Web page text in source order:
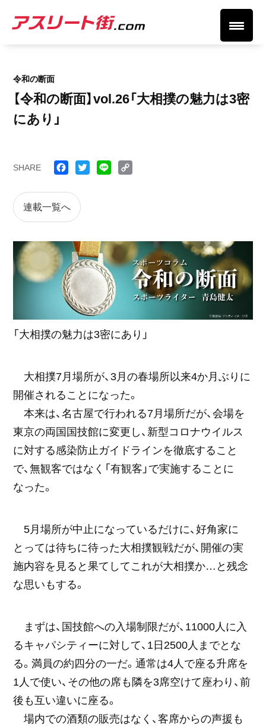
令和の断面
【令和の断面】vol.26「大相撲の魅力は3密
にあり」
SHARE
Face
Twitt
Line
連載一覧へ
「大相撲の魅力は3密にあり」
大相撲7月場所が、3月の春場所以来4か月ぶりに
開催されることになった。
本来は、名古屋で行われる7月場所だが、会場を
東京の両国国技館に変更し、新型コロナウイルス
に対する感染防止ガイドラインを徹底すること
で、無観客ではなく「有観客」で実施することに
なった。
5月場所が中止になっているだけに、好角家に
とっては待ちに待った大相撲観戦だが、開催の実
施内容を見ると果てしてこれが大相撲か…と残念
な思いもする。
まずは、国技館への入場制限だが、11000人に入
るキャパシティーに対して、1日2500人までとな
る。満員の約四分の一だ。通常は4人で座る升席を
1人で使い、その他の席も隣を3席空けて座わり、前
後も互い違いに座る。
場内での酒類の販売はなく、客席からの声援も